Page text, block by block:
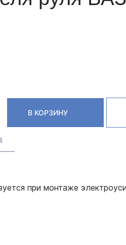
В КОРЗИНУ
при монтаже